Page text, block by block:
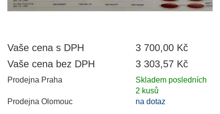
Vaše cena s DPH
3 700,00 Kč
Vaše cena bez DPH
3 303,57 Kč
Prodejna Praha
Skladem posledních
2 kusů
Prodejna Olomouc
na dotaz